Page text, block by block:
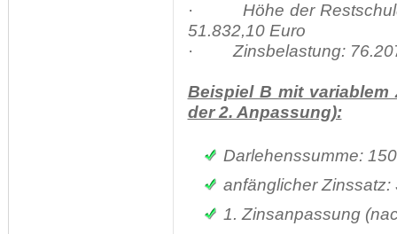
· Höhe der
51.832,10 Euro
· Zinsbelastung:
Beispiel B mit
der 2. Anpassung):
Darlehenssumme:
anfänglicher Zinssatz:
1. Zinsanpassung